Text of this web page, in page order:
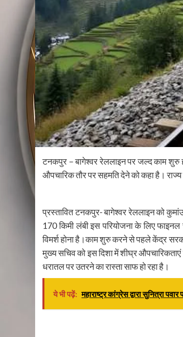
टनकपुर – बागेश्वर रेललाइन पर जल्द काम
औपचारिक तौर पर सहमति देने को कहा है।
प्रस्तावित टनकपुर- बागेश्वर रेललाइन को
170 किमी लंबी इस परियोजना के लिए
विमर्श होना है।काम शुरु करने से पहले केंद्र
मुख्य सचिव को इस दिशा में शीघ्र
धरातल पर उतरने का रास्ता साफ हो रहा है।
ये भी पढ़ें: महाराष्ट्र कांग्रेस द्वारा सुनित्रा